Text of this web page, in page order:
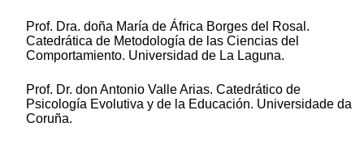
Prof. Dra. doña María de África Borges del Rosal.
Catedrática de Metodología de las Ciencias del
Comportamiento. Universidad de La Laguna.
Prof. Dr. don Antonio Valle Arias. Catedrático de
Psicología Evolutiva y de la Educación. Universidade da
Coruña.